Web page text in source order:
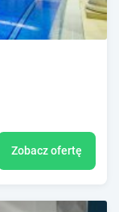
Zobacz ofertę